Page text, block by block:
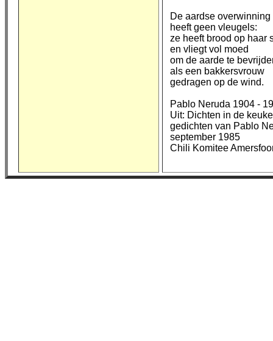
De aardse overwinning
heeft geen vleugels:
ze heeft brood op haar
en vliegt vol moed
om de aarde te
als een bakkersvrouw
gedragen op de wind.
Pablo Neruda 1904 -
Uit: Dichten in de
gedichten van Pablo
september 1985
Chili Komitee